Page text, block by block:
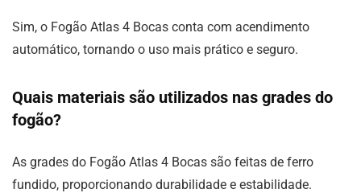
Sim, o Fogão Atlas 4 Bocas conta com acendimento
automático, tornando o uso mais prático e seguro.
Quais materiais são utilizados nas grades do
fogão?
As grades do Fogão Atlas 4 Bocas são feitas de ferro
fundido, proporcionando durabilidade e estabilidade.